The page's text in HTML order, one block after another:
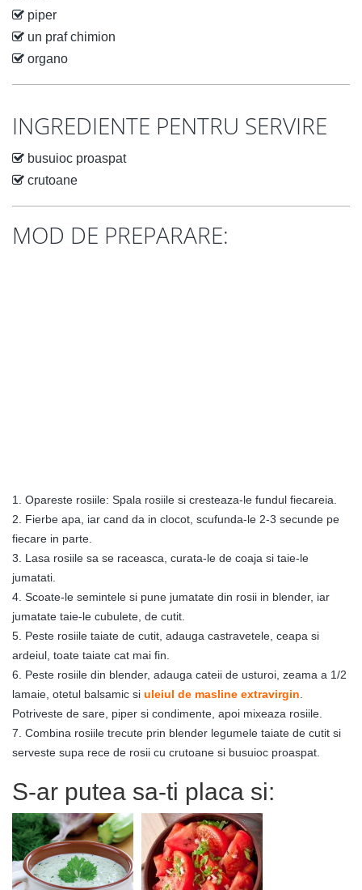
piper
un praf chimion
organo
INGREDIENTE PENTRU SERVIRE
busuioc proaspat
crutoane
MOD DE PREPARARE:
1. Opareste rosiile: Spala rosiile si cresteaza-le fundul fiecareia.
2. Fierbe apa, iar cand da in clocot, scufunda-le 2-3 secunde pe
fiecare in parte.
3. Lasa rosiile sa se raceasca, curata-le de coaja si taie-le
jumatati.
4. Scoate-le semintele si pune jumatate din rosii in blender, iar
jumatate taie-le cubulete, de cutit.
5. Peste rosiile taiate de cutit, adauga castravetele, ceapa si
ardeiul, toate taiate cat mai fin.
6. Peste rosiile din blender, adauga cateii de usturoi, zeama a 1/2
lamaie, otetul balsamic si uleiul de masline extravirgin
Potriveste de sare, piper si condimente, apoi mixeaza rosiile.
7. Combina rosiile trecute prin blender legumele taiate de cutit si
serveste supa rece de rosii cu crutoane si busuioc proaspat.
S-ar putea sa-ti placa si: